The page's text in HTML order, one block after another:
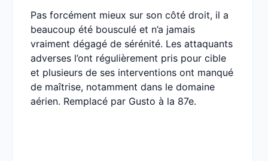
Pas forcément mieux sur son côté droit, il a
beaucoup été bousculé et n’a jamais
vraiment dégagé de sérénité. Les attaquants
adverses l’ont régulièrement pris pour cible
et plusieurs de ses interventions ont manqué
de maîtrise, notamment dans le domaine
aérien. Remplacé par Gusto à la 87e.